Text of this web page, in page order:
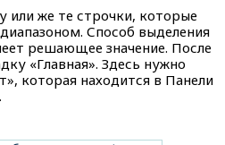
или же те строчки, которые
Способ выделения
решающее значение. После
«Главная». Здесь нужно
которая находится в Панели